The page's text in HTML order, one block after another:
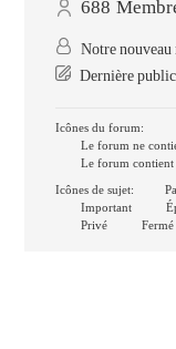
688
Notre nouveau
Dernière
Icônes du forum:
Le forum ne
Le forum contient
Icônes de sujet:
Important
Privé
Fermé